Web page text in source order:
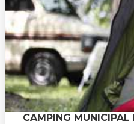
CAMPING MUNICIPAL